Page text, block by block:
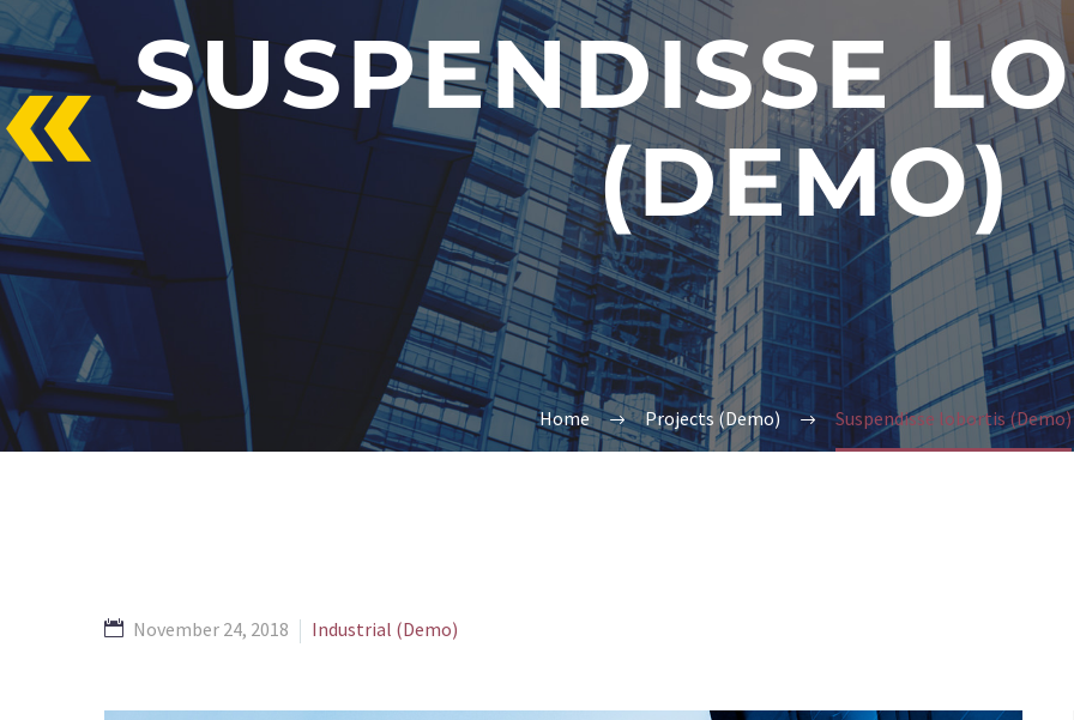
SUSPENDISSE
(DEMO)
Home Projects (Demo) Suspendisse lobortis (Demo)
November 24, 2018 Industrial (Demo)